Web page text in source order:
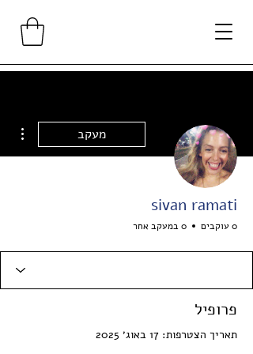
מעקב
sivan ramati
0 עוקבים 0 במעקב אחר
פרופיל
תאריך הצטרפות: 17 באוג׳ 2025